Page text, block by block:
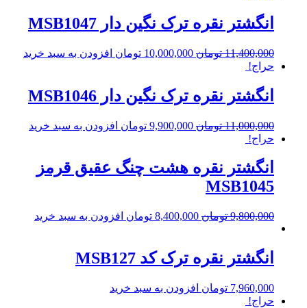
انگشتر نقره ترک نگین دار MSB1047
11,400,000 تومان 10,000,000 تومان افزودن به سبد خرید
حراج!
انگشتر نقره ترک نگین دار MSB1046
11,000,000 تومان 9,900,000 تومان افزودن به سبد خرید
حراج!
انگشتر نقره هشت چنگ عقیق قرمز
MSB1045
9,800,000 تومان 8,400,000 تومان افزودن به سبد خرید
انگشتر نقره ترک کد MSB127
7,960,000 تومان افزودن به سبد خرید
حراج!